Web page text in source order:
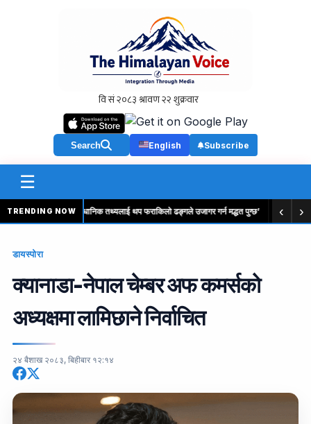
Search English Subscribe
☰
TRENDING NOW
‘पुनः परीक्षणले वैधानिक तथ्यलाई थप फराकिलो ढङ्गले उजागर गर्न मद्धत पुग्छ’ ‘रक
‹ ›
डायस्पोरा
क्यानाडा-नेपाल चेम्बर अफ कमर्सको
अध्यक्षमा लामिछाने निर्वाचित
२४ बैशाख २०८३, बिहीबार १२:१४